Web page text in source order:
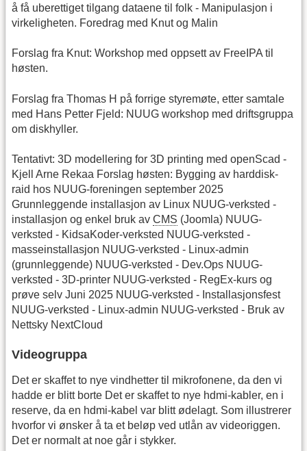
å få uberettiget tilgang dataene til folk - Manipulasjon i
virkeligheten. Foredrag med Knut og Malin
Forslag fra Knut: Workshop med oppsett av FreeIPA til
høsten.
Forslag fra Thomas H på forrige styremøte, etter samtale
med Hans Petter Fjeld: NUUG workshop med driftsgruppa
om diskhyller.
Tentativt: 3D modellering for 3D printing med openScad -
Kjell Arne Rekaa Forslag høsten: Bygging av harddisk-
raid hos NUUG-foreningen september 2025
Grunnleggende installasjon av Linux NUUG-verksted -
installasjon og enkel bruk av CMS (Joomla) NUUG-
verksted - KidsaKoder-verksted NUUG-verksted -
masseinstallasjon NUUG-verksted - Linux-admin
(grunnleggende) NUUG-verksted - Dev.Ops NUUG-
verksted - 3D-printer NUUG-verksted - RegEx-kurs og
prøve selv Juni 2025 NUUG-verksted - Installasjonsfest
NUUG-verksted - Linux-admin NUUG-verksted - Bruk av
Nettsky NextCloud
Videogruppa
Det er skaffet to nye vindhetter til mikrofonene, da den vi
hadde er blitt borte Det er skaffet to nye hdmi-kabler, en i
reserve, da en hdmi-kabel var blitt ødelagt. Som illustrerer
hvorfor vi ønsker å ta et beløp ved utlån av videoriggen.
Det er normalt at noe går i stykker.